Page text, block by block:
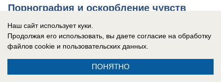
Порнография и оскорбление чувств
верующих: аватарка в Telegram
обернулась ставропольцу двумя годами
условно
Мужчине также запретили администрировать
Наш сайт использует куки.
Продолжая его использовать, вы даете согласие на обработку
файлов cookie и пользовательских данных.
ПОНЯТНО